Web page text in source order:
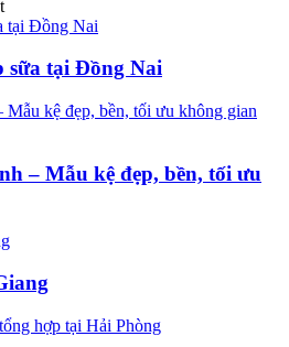
sữa tại Đồng Nai
– Mẫu kệ đẹp, bền, tối ưu